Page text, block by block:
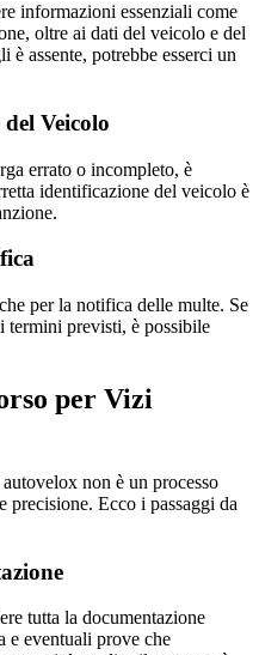
informazioni essenziali come
oltre ai dati del veicolo e del
assente, potrebbe esserci un
Veicolo
errato o incompleto, è
identificazione del veicolo è
per la notifica delle multe. Se
termini previsti, è possibile
per Vizi
non è un processo
precisione. Ecco i passaggi da
tutta la documentazione
e eventuali prove che